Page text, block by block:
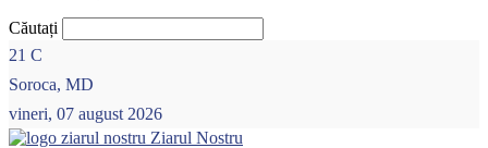
Căutați
21 C
Soroca, MD
vineri, 07 august 2026
Ziarul Nostru